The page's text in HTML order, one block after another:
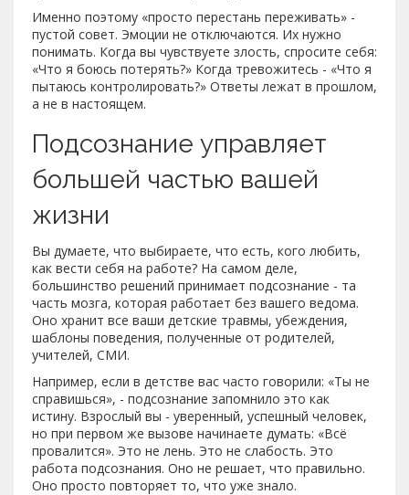
Именно поэтому «просто перестань переживать» -
пустой совет. Эмоции не отключаются. Их нужно
понимать. Когда вы чувствуете злость, спросите себя:
«Что я боюсь потерять?» Когда тревожитесь - «Что я
пытаюсь контролировать?» Ответы лежат в прошлом,
а не в настоящем.
Подсознание управляет
большей частью вашей
жизни
Вы думаете, что выбираете, что есть, кого любить,
как вести себя на работе? На самом деле,
большинство решений принимает подсознание - та
часть мозга, которая работает без вашего ведома.
Оно хранит все ваши детские травмы, убеждения,
шаблоны поведения, полученные от родителей,
учителей, СМИ.
Например, если в детстве вас часто говорили: «Ты не
справишься», - подсознание запомнило это как
истину. Взрослый вы - уверенный, успешный человек,
но при первом же вызове начинаете думать: «Всё
провалится». Это не лень. Это не слабость. Это
работа подсознания. Оно не решает, что правильно.
Оно просто повторяет то, что уже знало.